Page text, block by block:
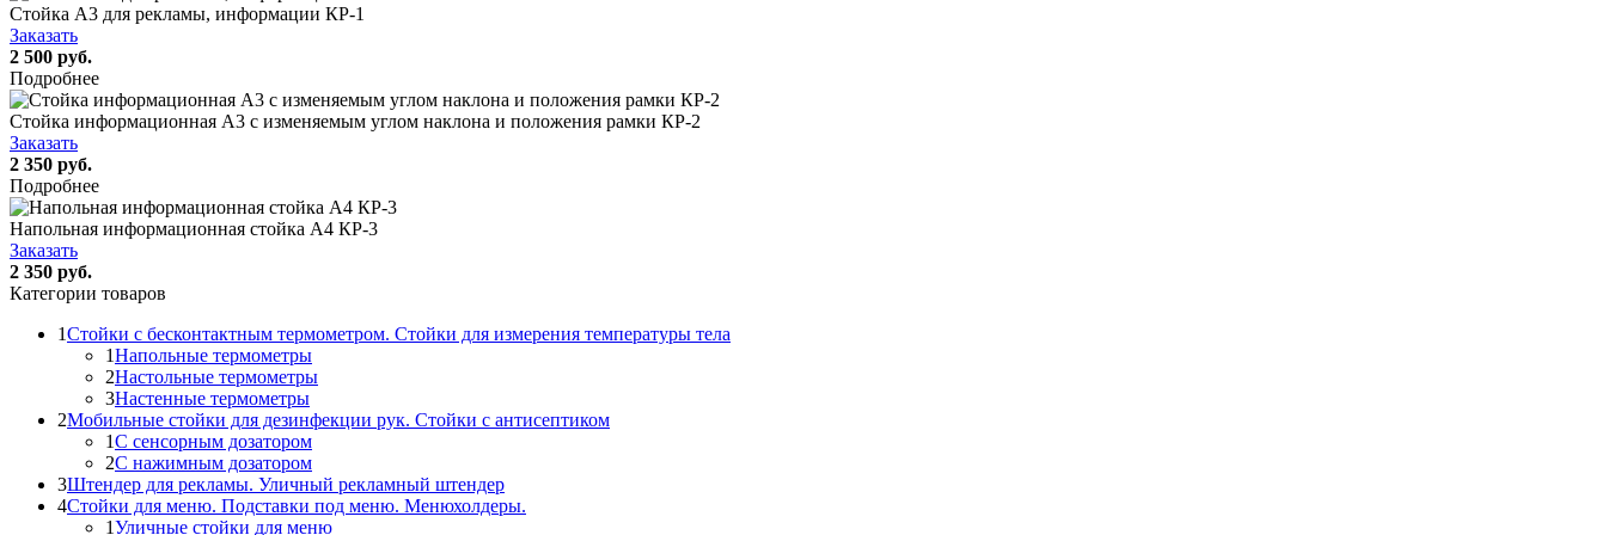
Стойка А3 для рекламы, информации КР-1
Заказать
2 500 руб.
Подробнее
Стойка информационная А3 с изменяемым углом наклона и положения рамки КР-2
Заказать
2 350 руб.
Подробнее
Напольная информационная стойка А4 КР-3
Заказать
2 350 руб.
Категории товаров
1Стойки с бесконтактным термометром. Стойки для измерения температуры тела
1Напольные термометры
2Настольные термометры
3Настенные термометры
2Мобильные стойки для дезинфекции рук. Стойки с антисептиком
1С сенсорным дозатором
2С нажимным дозатором
3Штендер для рекламы. Уличный рекламный штендер
4Стойки для меню. Подставки под меню. Менюхолдеры.
1Уличные стойки для меню